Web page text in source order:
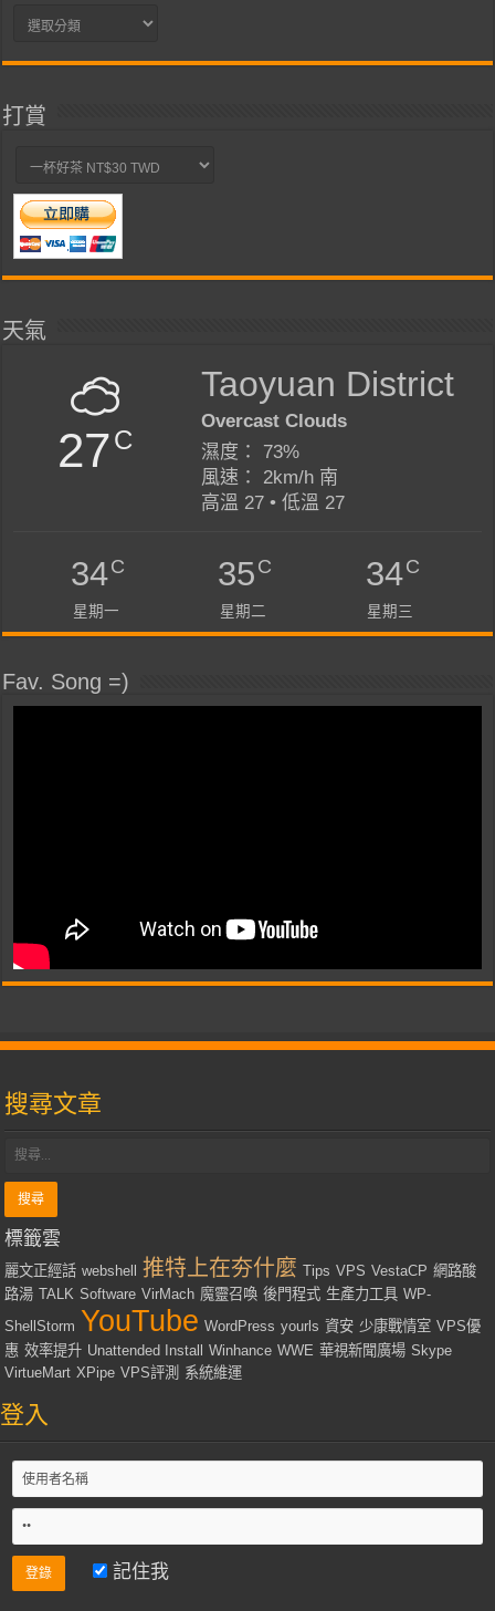
分
打賞
天氣
27C
Taoyuan District
Overcast Clouds
濕度： 73%
風速： 2km/h 南
高溫 27 • 低溫 27
34C
星期一
35C
星期二
34C
星期三
Fav. Song =)
搜尋文章
標籤雲
麗文正經話 webshell 推特上在夯什麼 Tips VPS VestaCP 網路酸
路湯 TALK Software VirMach 魔靈召喚 後門程式 生產力工具 WP-
ShellStorm YouTube WordPress yourls 資安 少康戰情室 VPS優
惠 效率提升 Unattended Install Winhance WWE 華視新聞廣場 Skype
VirtueMart XPipe VPS評測 系統維運
登入
記住我